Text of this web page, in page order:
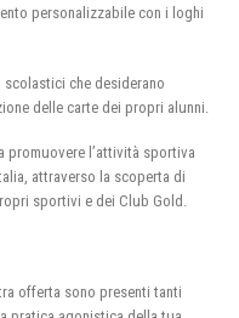
personalizzabile con i loghi
che desiderano
delle carte dei propri alunni.
promuovere l’attività sportiva
attraverso la scoperta di
sportivi e dei Club Gold.
offerta sono presenti tanti